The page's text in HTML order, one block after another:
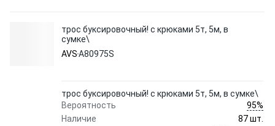
трос буксировочный! c крюками 5т, 5м, в
сумке\
AVSA80975S
трос буксировочный! c крюками 5т, 5м, в сумке\
Вероятность
95%
Наличие
87 шт.